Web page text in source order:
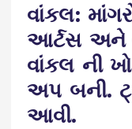
વાંકલ:
આર્ટસ અને
વાંકલ ની
અપ બની.
આવી.